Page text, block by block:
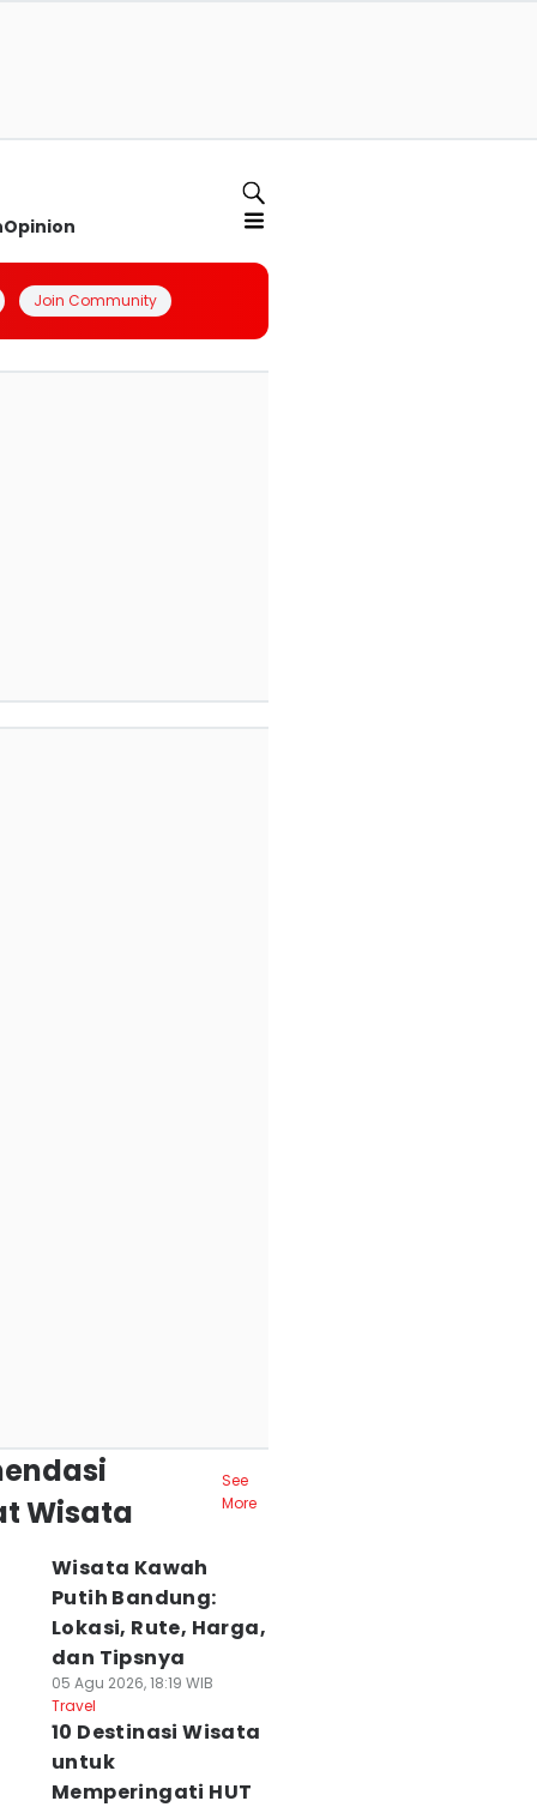
Opinion
Join Community
Wisata
See
More
Wisata Kawah
Putih Bandung:
Lokasi, Rute, Harga,
dan Tipsnya
05 Agu 2026, 18:19 WIB
Travel
10 Destinasi Wisata
untuk
Memperingati HUT